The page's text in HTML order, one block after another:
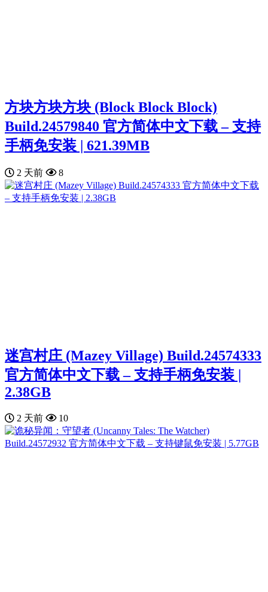
方块方块方块 (Block Block Block)
Build.24579840 官方简体中文下载 – 支持
手柄免安装 | 621.39MB
2 天前 8
迷宫村庄 (Mazey Village) Build.24574333
官方简体中文下载 – 支持手柄免安装 |
2.38GB
2 天前 10